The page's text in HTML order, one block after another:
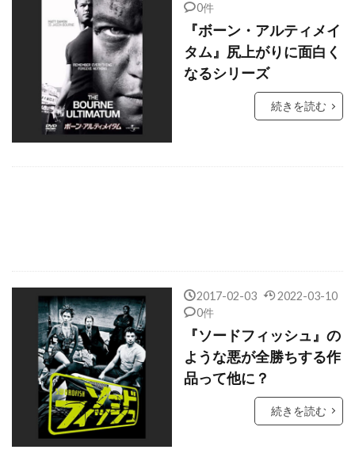
クリスチャン・ハワード
クリスチャン・ベール
クリスティアン・アメリ
クリスティナ・カールヴィンド
クリスティン・スコット・トーマス
クリストファー・B・ランドン
クリストファー・ウォーケン
クリストファー・エクルストン
クリストファー・カーリー
クリストファー・ケネディー・ローフォード
クリストファー・セロン
クリストファー・テレフセン
0件
『ボーン・アルティメイ
タム』尻上がりに面白く
なるシリーズ
続きを読む
2017-02-03
2022-03-10
0件
『ソードフィッシュ』の
ような悪が全勝ちする作
品って他に？
続きを読む